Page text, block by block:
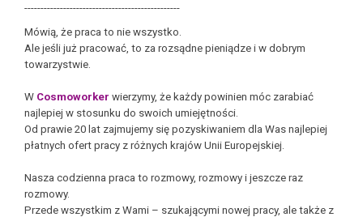
------------------------------------------------
Mówią, że praca to nie wszystko.
Ale jeśli już pracować, to za rozsądne pieniądze i w dobrym
towarzystwie.
W Cosmoworker wierzymy, że każdy powinien móc zarabiać
najlepiej w stosunku do swoich umiejętności.
Od prawie 20 lat zajmujemy się pozyskiwaniem dla Was najlepiej
płatnych ofert pracy z różnych krajów Unii Europejskiej.
Nasza codzienna praca to rozmowy, rozmowy i jeszcze raz
rozmowy.
Przede wszystkim z Wami – szukającymi nowej pracy, ale także z